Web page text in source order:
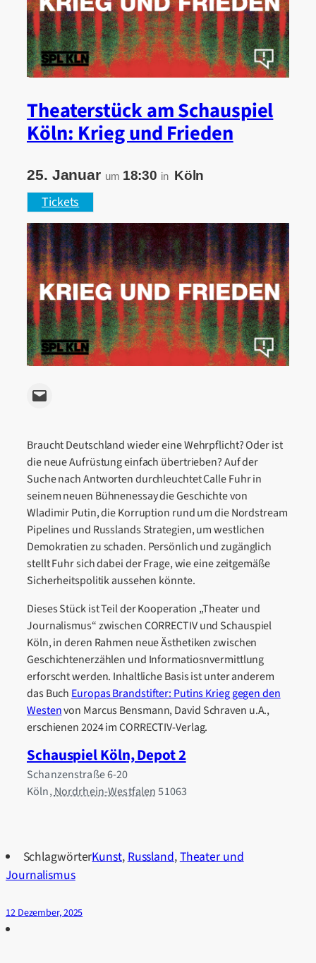
Theaterstück am Schauspiel
Köln: Krieg und Frieden
25. Januar um 18:30 in Köln
Tickets
Email this Page
Braucht Deutschland wieder eine Wehrpflicht? Oder ist
die neue Aufrüstung einfach übertrieben? Auf der
Suche nach Antworten durchleuchtet Calle Fuhr in
seinem neuen Bühnenessay die Geschichte von
Wladimir Putin, die Korruption rund um die Nordstream
Pipelines und Russlands Strategien, um westlichen
Demokratien zu schaden. Persönlich und zugänglich
stellt Fuhr sich dabei der Frage, wie eine zeitgemäße
Sicherheitspolitik aussehen könnte.
Dieses Stück ist Teil der Kooperation „Theater und
Journalismus“ zwischen CORRECTIV und Schauspiel
Köln, in deren Rahmen neue Ästhetiken zwischen
Geschichtenerzählen und Informatiosnvermittlung
erforscht werden. Inhaltliche Basis ist unter anderem
das Buch Europas Brandstifter: Putins Krieg gegen den
Westenvon Marcus Bensmann, David Schraven u.A.,
erschienen 2024 im CORRECTIV-Verlag.
Schauspiel Köln, Depot 2
Schanzenstraße 6-20
Köln,Nordrhein-Westfalen 51063
SchlagwörterKunst, Russland,Theater und
Journalismus
12 Dezember, 2025